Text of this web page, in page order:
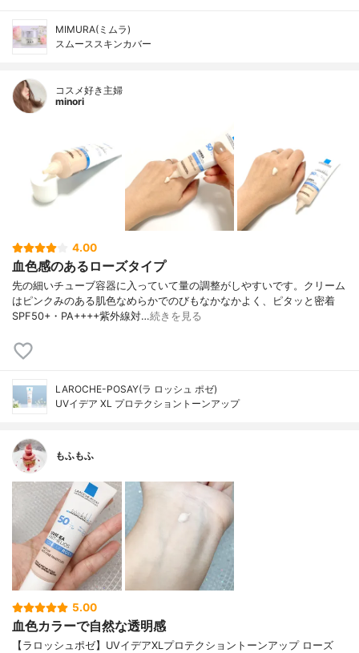
MIMURA(ミムラ)
スムーススキンカバー
コスメ好き主婦
minori
4.00
血色感のあるローズタイプ
先の細いチューブ容器に入っていて量の調整がしやすいです。クリーム
はピンクみのある肌色なめらかでのびもなかなかよく、ピタッと密着
SPF50+・PA++++紫外線対…続きを見る
LAROCHE-POSAY(ラ ロッシュ ポゼ)
UVイデア XL プロテクショントーンアップ
もふもふ
5.00
血色カラーで自然な透明感
【ラロッシュポゼ】UVイデアXLプロテクショントーンアップ ローズ